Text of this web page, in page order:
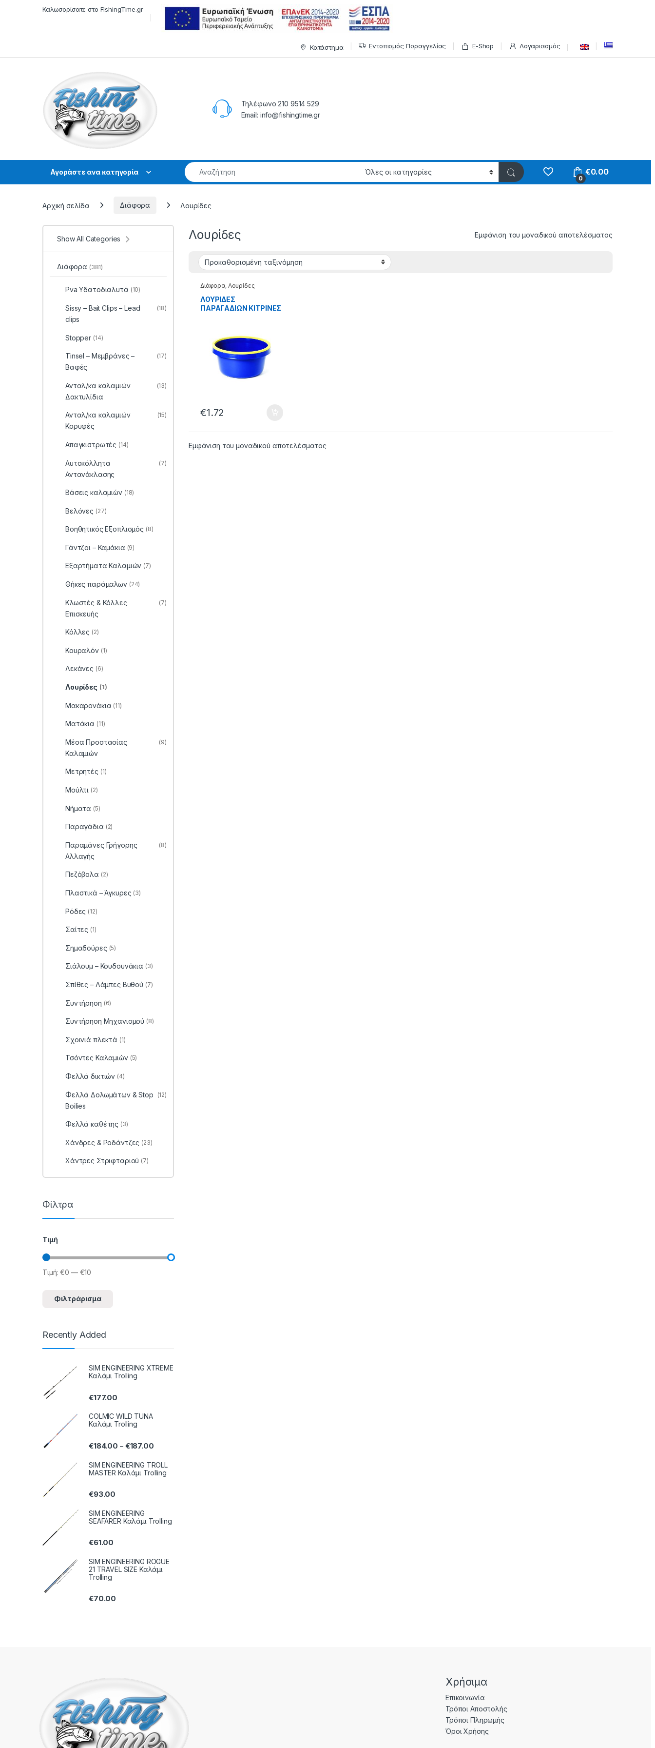
Καλωσορίσατε στο FishingTime.gr
Κατάστημα Εντοπισμός Παραγγελίας E-Shop Λογαριασμός
Τηλέφωνο 210 9514 529
Email: info@fishingtime.gr
Αγοράστε ανα κατηγορία
0
€0.00
Αρχική σελίδα Διάφορα Λουρίδες
Λουρίδες Εμφάνιση του μοναδικού αποτελέσματος
Διάφορα, Λουρίδες
ΛOYPIΔEΣ
ΠAPAΓAΔIΩN ΚΙΤΡΙΝΕΣ
€1.72
Εμφάνιση του μοναδικού αποτελέσματος
Show All Categories
Διάφορα (381)
Pva Υδατοδιαλυτά (10)
Sissy – Bait Clips – Lead
clips
(18)
Stopper (14)
Tinsel – Μεμβράνες –
Βαφές
(17)
Ανταλ/κα καλαμιών
Δακτυλίδια
(13)
Ανταλ/κα καλαμιών
Κορυφές
(15)
Απαγκιστρωτές (14)
Αυτοκόλλητα
Αντανάκλασης
(7)
Βάσεις καλαμιών (18)
Βελόνες (27)
Βοηθητικός Εξοπλισμός (8)
Γάντζοι – Καμάκια (9)
Εξαρτήματα Καλαμιών (7)
Θήκες παράμαλων (24)
Κλωστές & Κόλλες
Επισκευής
(7)
Κόλλες (2)
Κουραλόν (1)
Λεκάνες (6)
Λουρίδες (1)
Μακαρονάκια (11)
Ματάκια (11)
Μέσα Προστασίας
Καλαμιών
(9)
Μετρητές (1)
Μούλτι (2)
Νήματα (5)
Παραγάδια (2)
Παραμάνες Γρήγορης
Αλλαγής
(8)
Πεζόβολα (2)
Πλαστικά – Άγκυρες (3)
Ρόδες (12)
Σαίτες (1)
Σημαδούρες (5)
Σιάλουμ – Κουδουνάκια (3)
Σπίθες – Λάμπες Βυθού (7)
Συντήρηση (6)
Συντήρηση Μηχανισμού (8)
Σχοινιά πλεκτά (1)
Τσόντες Καλαμιών (5)
Φελλά δικτιών (4)
Φελλά Δολωμάτων & Stop
Boilies
(12)
Φελλά καθέτης (3)
Χάνδρες & Ροδάντζες (23)
Χάντρες Στριφταριού (7)
Φίλτρα
Τιμή
Ελάχιστη τιμή
Μέγιστη τιμή
Φιλτράρισμα
Τιμή:€0 — €10
Recently Added
SIM ENGINEERING XTREME
Καλάμι Trolling
€177.00
COLMIC WILD TUNA
Καλάμι Trolling
€184.00 – €187.00
SIM ENGINEERING TROLL
MASTER Καλάμι Trolling
€93.00
SIM ENGINEERING
SEAFARER Καλάμι Trolling
€61.00
SIM ENGINEERING ROGUE
21 TRAVEL SIZE Καλάμι
Trolling
€70.00
Χρήσιμα
Επικοινωνία
Τρόποι Αποστολής
Τρόποι Πληρωμής
Όροι Χρήσης